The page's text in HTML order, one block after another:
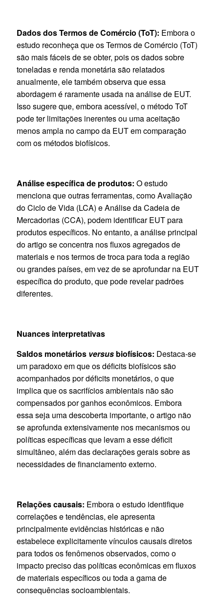
Dados dos Termos de Comércio (ToT): Embora o
estudo reconheça que os Termos de Comércio (ToT)
são mais fáceis de se obter, pois os dados sobre
toneladas e renda monetária são relatados
anualmente, ele também observa que essa
abordagem é raramente usada na análise de EUT.
Isso sugere que, embora acessível, o método ToT
pode ter limitações inerentes ou uma aceitação
menos ampla no campo da EUT em comparação
com os métodos biofísicos.
Análise específica de produtos: O estudo
menciona que outras ferramentas, como Avaliação
do Ciclo de Vida (LCA) e Análise da Cadeia de
Mercadorias (CCA), podem identificar EUT para
produtos específicos. No entanto, a análise principal
do artigo se concentra nos fluxos agregados de
materiais e nos termos de troca para toda a região
ou grandes países, em vez de se aprofundar na EUT
específica do produto, que pode revelar padrões
diferentes.
Nuances interpretativas
Saldos monetários versus biofísicos: Destaca-se
um paradoxo em que os déficits biofísicos são
acompanhados por déficits monetários, o que
implica que os sacrifícios ambientais não são
compensados por ganhos econômicos. Embora
essa seja uma descoberta importante, o artigo não
se aprofunda extensivamente nos mecanismos ou
políticas específicas que levam a esse déficit
simultâneo, além das declarações gerais sobre as
necessidades de financiamento externo.
Relações causais: Embora o estudo identifique
correlações e tendências, ele apresenta
principalmente evidências históricas e não
estabelece explicitamente vínculos causais diretos
para todos os fenômenos observados, como o
impacto preciso das políticas econômicas em fluxos
de materiais específicos ou toda a gama de
consequências socioambientais.